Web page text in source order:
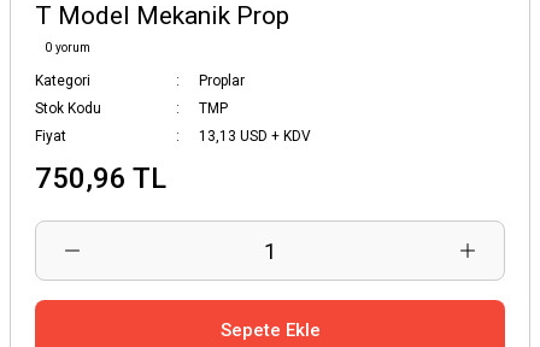
T Model Mekanik Prop
0 yorum
Kategori
Proplar
Stok Kodu
TMP
Fiyat
13,13 USD + KDV
750,96 TL
Sepete Ekle